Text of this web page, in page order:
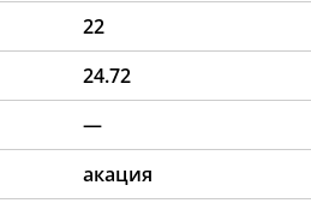
22
24.72
—
акация